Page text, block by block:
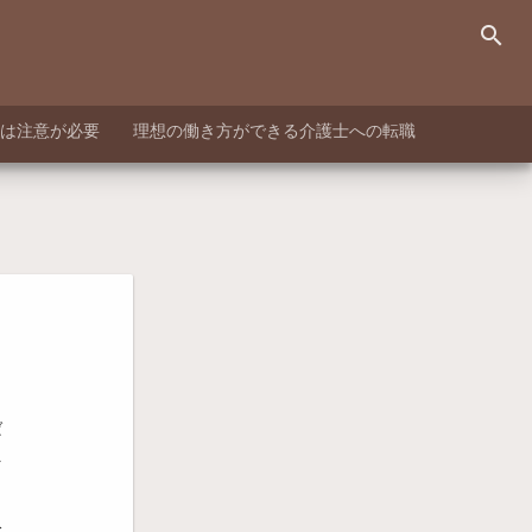
search
注意が必要 理想の働き方ができる介護士への転職